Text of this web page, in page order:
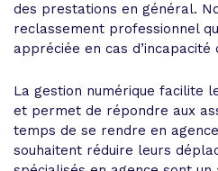
des prestations en général.
reclassement professionnel
appréciée en cas d’incapacité
La gestion numérique facilite
et permet de répondre aux
temps de se rendre en
souhaitent réduire leurs